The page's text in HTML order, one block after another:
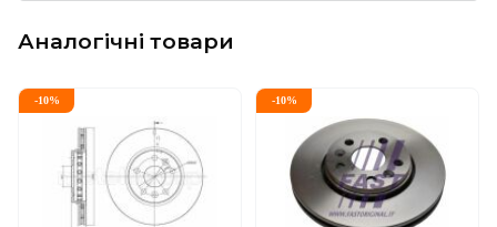
Аналогічні товари
-10% -10%